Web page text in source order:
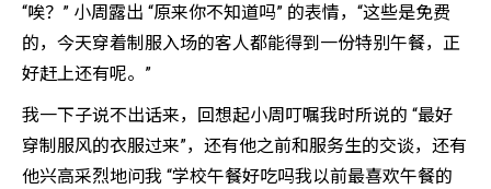
“唉？” 小周露出 “原来你不知道吗” 的表情，“这些是免费
的，今天穿着制服入场的客人都能得到一份特别午餐，正
好赶上还有呢。”
我一下子说不出话来，回想起小周叮嘱我时所说的 “最好
穿制服风的衣服过来”，还有他之前和服务生的交谈，还有
他兴高采烈地问我 “学校午餐好吃吗我以前最喜欢午餐的